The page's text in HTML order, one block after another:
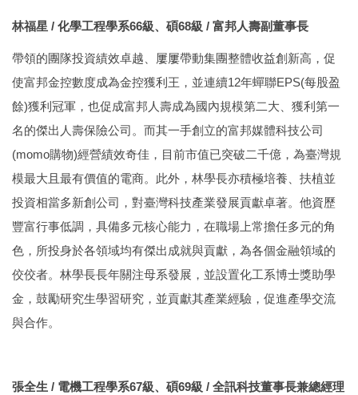
林福星 / 化學工程學系66級、碩68級 / 富邦人壽副董事長
帶領的團隊投資績效卓越、屢屢帶動集團整體收益創新高，促
使富邦金控數度成為金控獲利王，並連續12年蟬聯EPS(每股盈
餘)獲利冠軍，也促成富邦人壽成為國內規模第二大、獲利第一
名的傑出人壽保險公司。而其一手創立的富邦媒體科技公司
(momo購物)經營績效奇佳，目前市值已突破二千億，為臺灣規
模最大且最有價值的電商。此外，林學長亦積極培養、扶植並
投資相當多新創公司，對臺灣科技產業發展貢獻卓著。他資歷
豐富行事低調，具備多元核心能力，在職場上常擔任多元的角
色，所投身於各領域均有傑出成就與貢獻，為各個金融領域的
佼佼者。林學長長年關注母系發展，並設置化工系博士獎助學
金，鼓勵研究生學習研究，並貢獻其產業經驗，促進產學交流
與合作。
張全生 / 電機工程學系67級、碩69級 / 全訊科技董事長兼總經理